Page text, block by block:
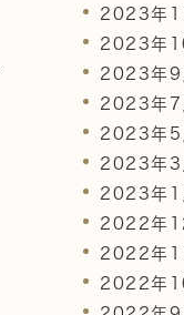
2023年
2023年
2023年9
2023年7
2023年5
2023年3
2023年1
2022年
2022年
2022年